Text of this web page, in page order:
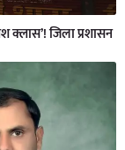
क्लास’! जिला प्रशासन